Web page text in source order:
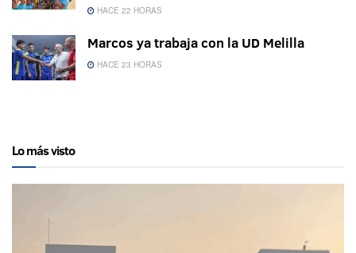
HACE 22 HORAS
Marcos ya trabaja con la UD Melilla
HACE 23 HORAS
Lo más visto